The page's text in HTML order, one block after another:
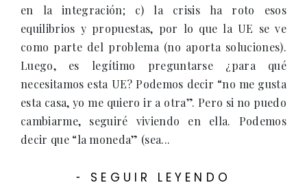
en la integración; c) la crisis ha roto esos
equilibrios y propuestas, por lo que la UE se ve
como parte del problema (no aporta soluciones).
Luego, es legítimo preguntarse ¿para qué
necesitamos esta UE? Podemos decir “no me gusta
esta casa, yo me quiero ir a otra”. Pero si no puedo
cambiarme, seguiré viviendo en ella. Podemos
decir que “la moneda” (sea...
- SEGUIR LEYENDO